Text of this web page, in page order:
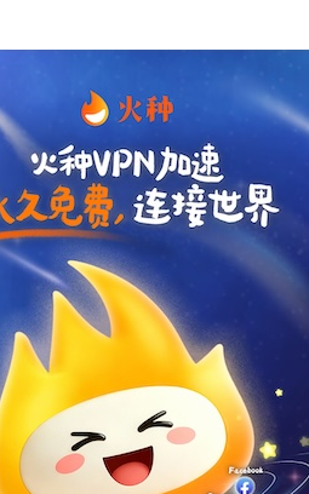
支持 [0] 反对 [0]
支持
旋风加速器